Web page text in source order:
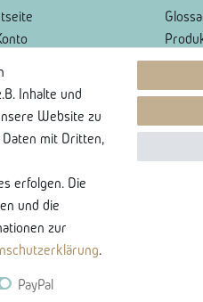
und Retoure
Inhalte und
Website zu
mit Dritten,
erfolgen. Die
und die
zur
.
PayPal